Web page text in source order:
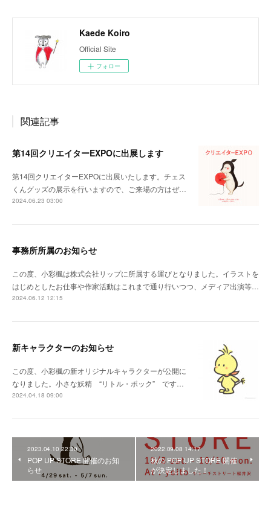
Kaede Koiro
Official Site
フォロー
関連記事
第14回クリエイターEXPOに出展します
第14回クリエイターEXPOに出展いたします。チェス
くんグッズの展示を行いますので、ご来場の方はぜ…
2024.06.23 03:00
事務所所属のお知らせ
この度、小彩楓は株式会社リップに所属する運びとなりました。イラストを
はじめとしたお仕事や作家活動はこれまで通り行いつつ、メディア出演等…
2024.06.12 12:15
新キャラクターのお知らせ
この度、小彩楓の新オリジナルキャラクターが公開に
なりました。小さな妖精 “リトル・ポック” です…
2024.04.18 09:00
2023.04.10 22:30
POP UP STORE 開催のお知
らせ
2022.09.08 14:17
秋の POP UP STORE 開催
が決定しました！